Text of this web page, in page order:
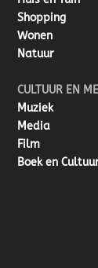
Shopping
Wonen
Natuur
CULTUUR EN
Muziek
Media
Film
Boek en